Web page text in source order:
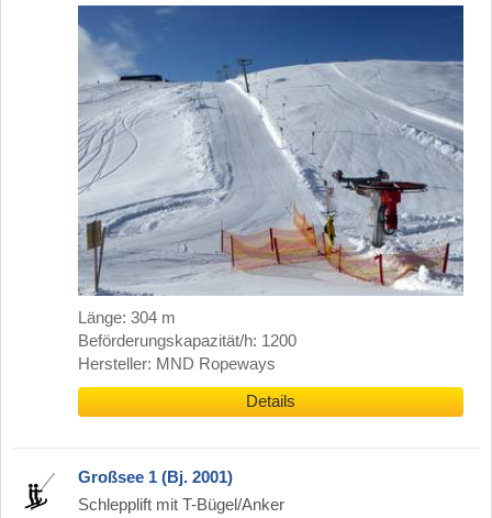
Länge: 304 m
Beförderungskapazität/h: 1200
Hersteller: MND Ropeways
Details
Großsee 1 (Bj. 2001)
Schlepplift mit T-Bügel/Anker